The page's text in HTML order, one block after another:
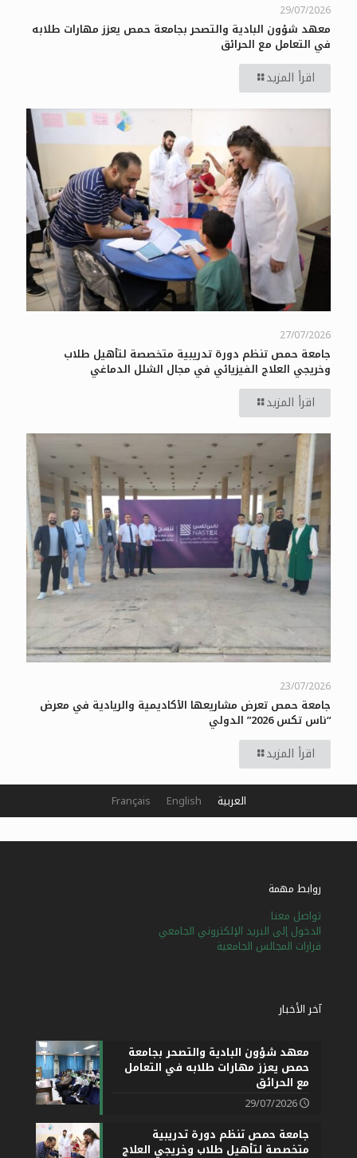
29/07/2026
معهد شؤون البادية والتصحر بجامعة حمص يعزز مهارات طلابه
في التعامل مع الحرائق
اقرأ المزيد
27/07/2026
جامعة حمص تنظم دورة تدريبية متخصصة لتأهيل طلاب
وخريجي العلاج الفيزيائي في مجال الشلل الدماغي
اقرأ المزيد
23/07/2026
جامعة حمص تعرض مشاريعها الأكاديمية والريادية في معرض
“ناس تكس 2026” الدولي
اقرأ المزيد
روابط مهمة
تواصل معنا
الدخول إلى البريد الإلكتروني الجامعي
قرارات المجالس الجامعية
آخر الأخبار
معهد شؤون البادية والتصحر بجامعة
حمص يعزز مهارات طلابه في التعامل
مع الحرائق
29/07/2026
جامعة حمص تنظم دورة تدريبية
متخصصة لتأهيل طلاب وخريجي العلاج
العربية English
Français